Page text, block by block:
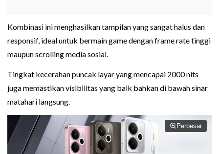
Kombinasi ini menghasilkan tampilan yang sangat halus dan
responsif, ideal untuk bermain game dengan frame rate tinggi
maupun scrolling media sosial.
Tingkat kecerahan puncak layar yang mencapai 2000 nits
juga memastikan visibilitas yang baik bahkan di bawah sinar
matahari langsung.
Perbesar